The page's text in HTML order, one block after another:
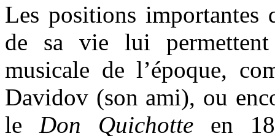
Les positions importantes
de sa vie lui
musicale de l’époque,
Davidov (son ami), ou
le Don Quichotte en